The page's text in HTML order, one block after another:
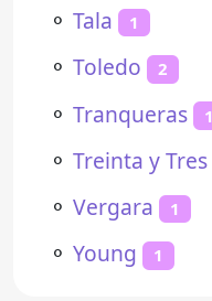
⚬ Tala 1
⚬ Toledo 2
⚬ Tranqueras 1
⚬ Treinta y Tres
⚬ Vergara 1
⚬ Young 1